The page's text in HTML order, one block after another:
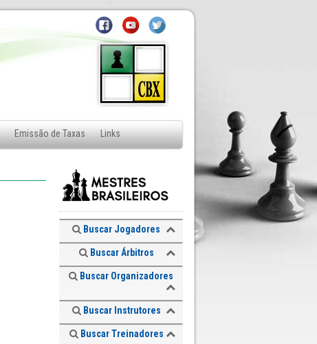
Emissão de Taxas Links
Buscar Jogadores
Buscar Árbitros
Buscar Organizadores
Buscar Instrutores
Buscar Treinadores